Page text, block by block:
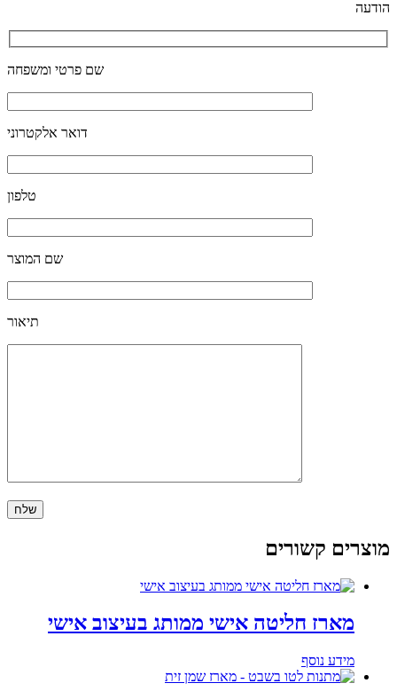
הודעה
שם פרטי ומשפחה
דואר אלקטרוני
טלפון
שם המוצר
תיאור
מוצרים קשורים
מארז חליטה אישי ממותג בעיצוב אישי
מידע נוסף